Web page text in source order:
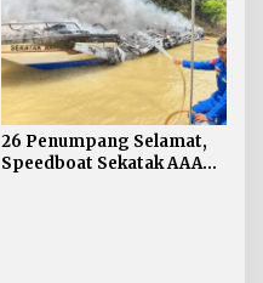
26 Penumpang Selamat,
Speedboat Sekatak AAA